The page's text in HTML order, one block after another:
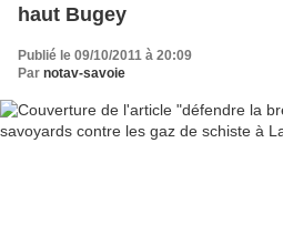
haut Bugey
Publié le 09/10/2011 à 20:09
Par notav-savoie